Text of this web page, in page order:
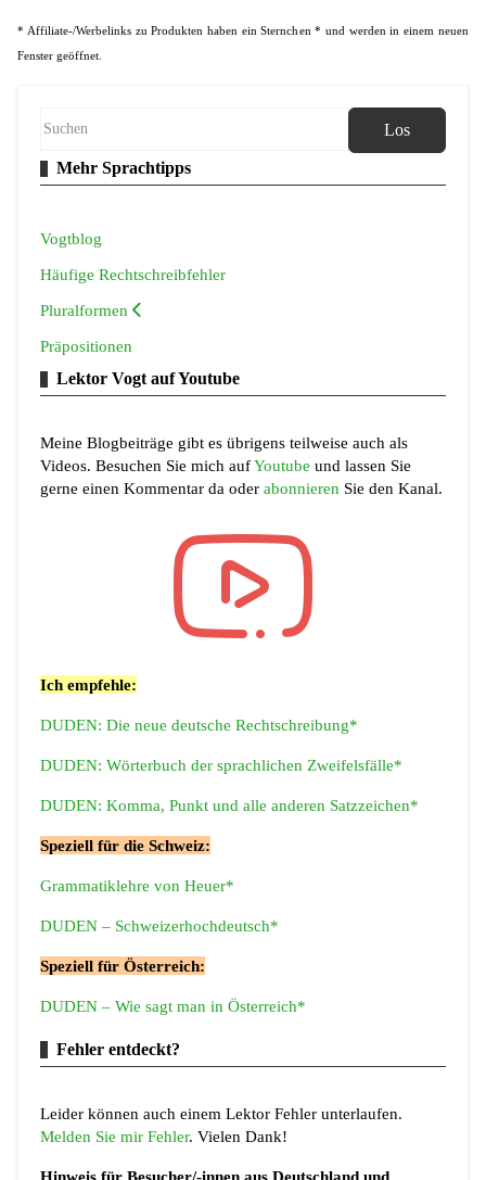
* Affiliate-/Werbelinks zu Produkten haben ein Sternchen * und werden in einem neuen
Fenster geöffnet.
Los
Mehr Sprachtipps
Vogtblog
Häufige Rechtschreibfehler
Pluralformen
Präpositionen
Lektor Vogt auf Youtube
Meine Blogbeiträge gibt es übrigens teilweise auch als
Videos. Besuchen Sie mich aufYoutubeund lassen Sie
gerne einen Kommentar da oderabonnieren Sie den Kanal.
Ich empfehle:
DUDEN: Die neue deutsche Rechtschreibung*
DUDEN: Wörterbuch der sprachlichen Zweifelsfälle*
DUDEN: Komma, Punkt und alle anderen Satzzeichen*
Speziell für die Schweiz:
Grammatiklehre von Heuer*
DUDEN – Schweizerhochdeutsch*
Speziell für Österreich:
DUDEN – Wie sagt man in Österreich*
Fehler entdeckt?
Leider können auch einem Lektor Fehler unterlaufen.
Melden Sie mir Fehler. Vielen Dank!